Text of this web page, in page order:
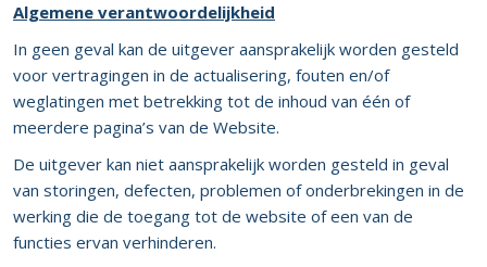
Algemene verantwoordelijkheid
In geen geval kan de uitgever aansprakelijk worden gesteld
voor vertragingen in de actualisering, fouten en/of
weglatingen met betrekking tot de inhoud van één of
meerdere pagina’s van de Website.
De uitgever kan niet aansprakelijk worden gesteld in geval
van storingen, defecten, problemen of onderbrekingen in de
werking die de toegang tot de website of een van de
functies ervan verhinderen.